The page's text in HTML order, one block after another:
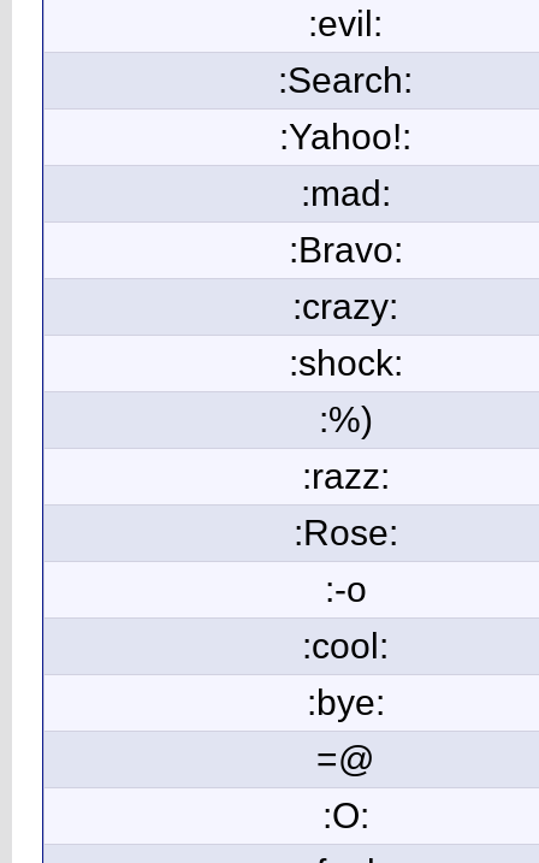
:evil:
:Search:
:Yahoo!:
:mad:
:Bravo:
:crazy:
:shock:
:%)
:razz:
:Rose:
:-o
:cool:
:bye:
=@
:O: